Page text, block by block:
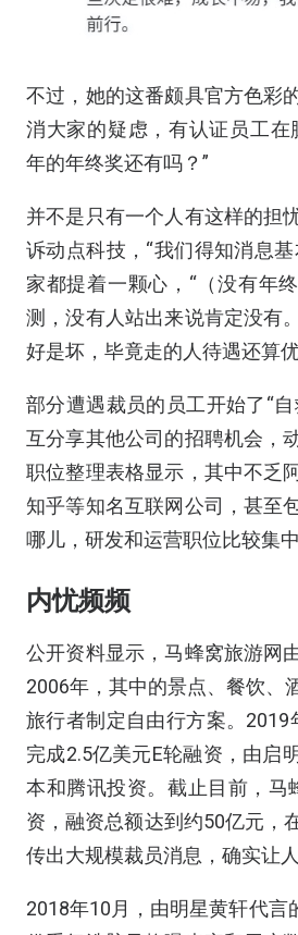
不过，她的这番颇具官方色彩
消大家的疑虑，有认证员工在
年的年终奖还有吗？”
并不是只有一个人有这样的担
诉动点科技，“我们得知消息
家都提着一颗心，“（没有年
测，没有人站出来说肯定没有
好是坏，毕竟走的人待遇还算
部分遭遇裁员的员工开始了“
互分享其他公司的招聘机会，
职位整理表格显示，其中不乏
知乎等知名互联网公司，甚至
哪儿，研发和运营职位比较集中
内忧频频
公开资料显示，马蜂窝旅游网
2006年，其中的景点、餐饮、
旅行者制定自由行方案。2019
完成2.5亿美元E轮融资，由启
本和腾讯投资。截止目前，马
资，融资总额达到约50亿元，
传出大规模裁员消息，确实让人
2018年10月，由明星黄轩代言